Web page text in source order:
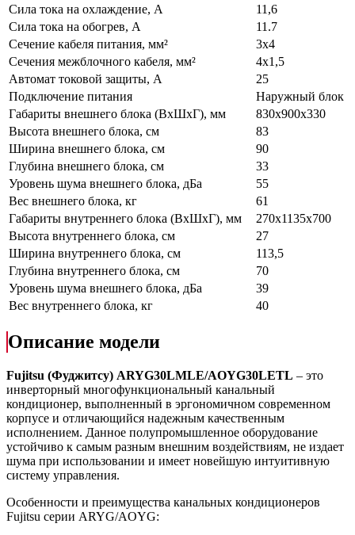
Сила тока на охлаждение, А
11,6
Сила тока на обогрев, А
11.7
Сечение кабеля питания, мм²
3x4
Сечения межблочного кабеля, мм²
4x1,5
Автомат токовой защиты, A
25
Подключение питания
Наружный блок
Габариты внешнего блока (ВхШхГ), мм
830x900x330
Высота внешнего блока, см
83
Ширина внешнего блока, см
90
Глубина внешнего блока, см
33
Уровень шума внешнего блока, дБа
55
Вес внешнего блока, кг
61
Габариты внутреннего блока (ВхШхГ), мм
270x1135x700
Высота внутреннего блока, см
27
Ширина внутреннего блока, см
113,5
Глубина внутреннего блока, см
70
Уровень шума внешнего блока, дБа
39
Вес внутреннего блока, кг
40
Описание модели
Fujitsu (Фуджитсу) ARYG30LMLE/AOYG30LETL – это
инверторный многофункциональный канальный
кондиционер, выполненный в эргономичном современном
корпусе и отличающийся надежным качественным
исполнением. Данное полупромышленное оборудование
устойчиво к самым разным внешним воздействиям, не издает
шума при использовании и имеет новейшую интуитивную
систему управления.
Особенности и преимущества канальных кондиционеров
Fujitsu серии ARYG/AOYG: